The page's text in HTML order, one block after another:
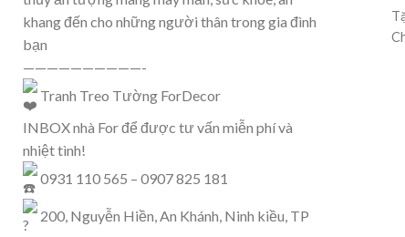
khang đến cho những người thân trong gia đình
bạn
——————————-
Tranh Treo Tường ForDecor
INBOX nhà For để được tư vấn miễn phí và
nhiệt tình!
0931 110 565 – 0907 825 181
200, Nguyễn Hiền, An Khánh, Ninh kiều, TP